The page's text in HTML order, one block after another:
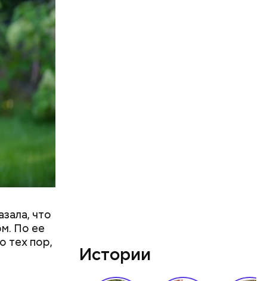
что
По ее
тех пор,
со
и
это
же как и
Истории